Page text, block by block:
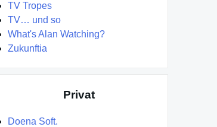
TV Tropes
TV… und so
What's Alan Watching?
Zukunftia
Privat
Doena Soft.